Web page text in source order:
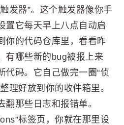
发器”。这个触发器像你手
置它每天早上八点自动启
你的代码仓库里，看看昨
有哪些新的bug被报上来
代码。它自己做完一圈“侦
理好放到你的收件箱里。
那些日志和报错单。
标签页，你就在那里设